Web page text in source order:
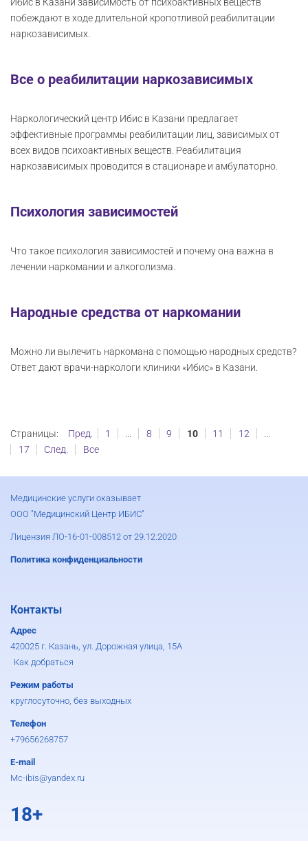
побеждают в ходе длительной кропотливой реабилитации
наркозависимых.
Все о реабилитации наркозависимых
Наркологический центр Ибис в Казани предлагает
эффективные программы реабилитации лиц, зависимых от
всех видов психоактивных веществ. Реабилитация
наркозависимых проводится в стационаре и амбулаторно.
Психология зависимостей
Что такое психология зависимостей и почему она важна в
лечении наркомании и алкоголизма.
Народные средства от наркомании
Можно ли вылечить наркомана с помощью народных средств?
Ответ дают врачи-наркологи клиники «Ибис» в Казани.
Страницы: Пред. 1 8 9 10 11 12
17
След. Все
Медицинские услуги оказывает
ООО "Медицинский Центр ИБИС"
Лицензия ЛО-16-01-008512 от 29.12.2020
Политика конфиденциальности
Контакты
Адрес
420025 г. Казань, ул. Дорожная улица, 15А
Как добраться
Режим работы
круглосуточно, без выходных
Телефон
+79656268757
E-mail
Mc-ibis@yandex.ru
18+